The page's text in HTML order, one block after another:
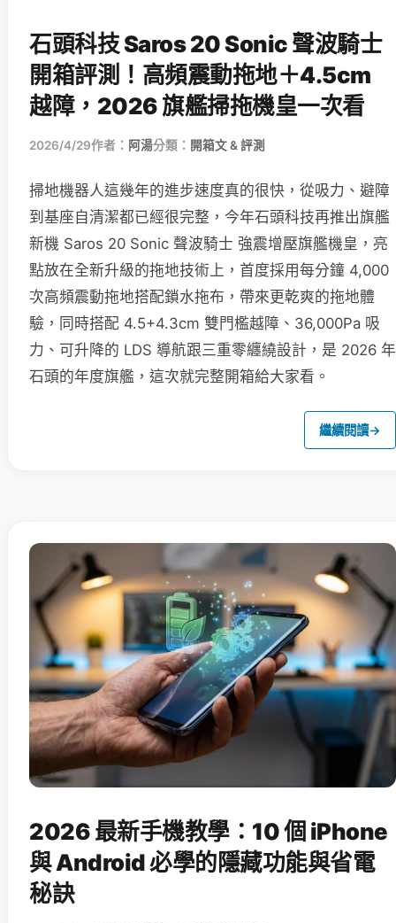
石頭科技 Saros 20 Sonic 聲波騎士
開箱評測！高頻震動拖地＋4.5cm
越障，2026 旗艦掃拖機皇一次看
2026/4/29作者： 阿湯分類： 開箱文 & 評測
掃地機器人這幾年的進步速度真的很快，從吸力、避障
到基座自清潔都已經很完整，今年石頭科技再推出旗艦
新機 Saros 20 Sonic 聲波騎士 強震增壓旗艦機皇，亮
點放在全新升級的拖地技術上，首度採用每分鐘 4,000
次高頻震動拖地搭配鎖水拖布，帶來更乾爽的拖地體
驗，同時搭配 4.5+4.3cm 雙門檻越障、36,000Pa 吸
力、可升降的 LDS 導航跟三重零纏繞設計，是 2026 年
石頭的年度旗艦，這次就完整開箱給大家看。
繼續閱讀→
2026 最新手機教學：10 個 iPhone
與 Android 必學的隱藏功能與省電
秘訣